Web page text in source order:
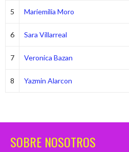
5 Mariemilia Moro
6 Sara Villarreal
7 Veronica Bazan
8 Yazmin Alarcon
SOBRE NOSOTROS